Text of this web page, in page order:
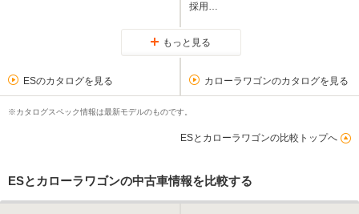
採用…
もっと見る
ESのカタログを見る カローラワゴンのカタログを見る
※カタログスペック情報は最新モデルのものです。
ESとカローラワゴンの比較トップへ
ESとカローラワゴンの中古車情報を比較する